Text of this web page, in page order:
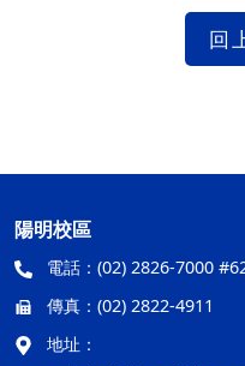
回
陽明校區
電話： (02) 2826-7000
傳真： (02) 2822-4911
地址：